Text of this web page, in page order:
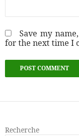
Save my
for the next time I
Recherche